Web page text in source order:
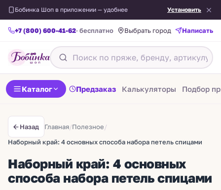
Бобинка Шоп в приложении — удобнее Установить
+7 (800) 600-41-62· бесплатно Выбрать город Написать
Каталог Предзаказ Калькуляторы Подбор
Назад Главная/Полезное/
Наборный край: 4 основных способа набора петель спицами
Наборный край: 4 основных
способа набора петель спицами